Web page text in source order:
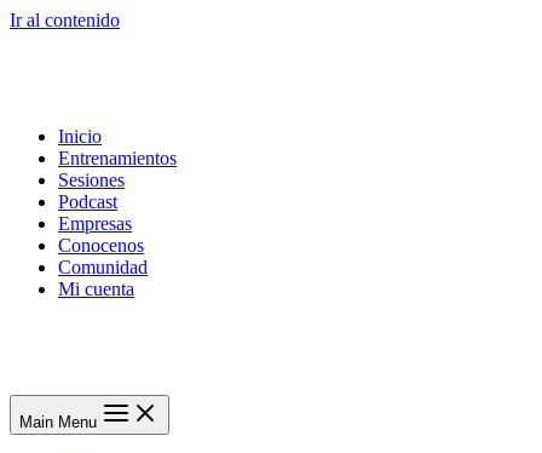
Ir al contenido
Inicio
Entrenamientos
Sesiones
Podcast
Empresas
Conocenos
Comunidad
Mi cuenta
Main Menu